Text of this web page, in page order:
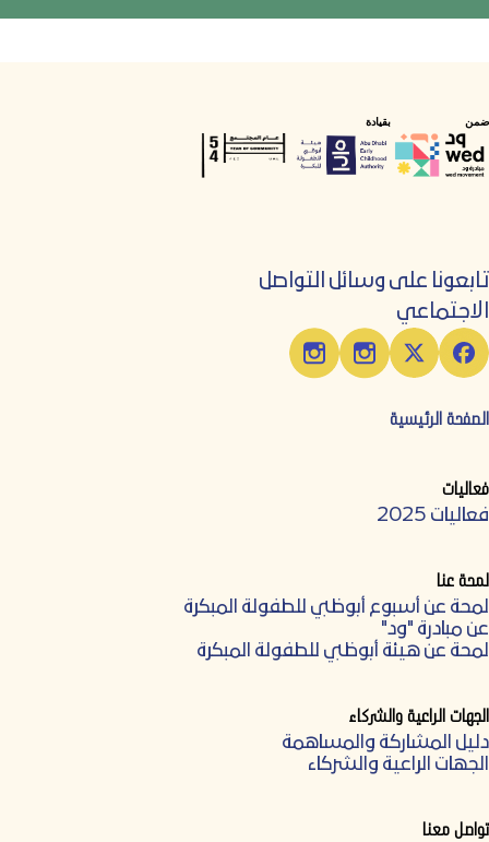
ضمن بقيادة
تابعونا على وسائل التواصل
الاجتماعي
الصفحة الرئيسية
فعاليات
فعاليات 2025
لمحة عنا
لمحة عن أسبوع أبوظبي للطفولة المبكرة
عن مبادرة "ود"
لمحة عن هيئة أبوظبي للطفولة المبكرة
الجهات الراعية والشركاء
دليل المشاركة والمساهمة
الجهات الراعية والشركاء
تواصل معنا